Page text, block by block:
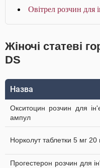
Овітрел розчин для
Жіночі статеві
DS
Назва
Окситоцин розчин для
ампул
Норколут таблетки 5 мг 20
Прогестерон розчин для